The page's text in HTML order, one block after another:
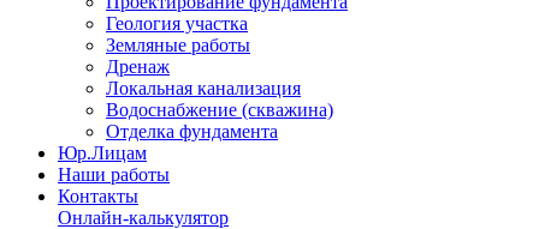
Геология участка
Земляные работы
Дренаж
Локальная канализация
Водоснабжение (скважина)
Отделка фундамента
Юр.Лицам
Наши работы
Контакты
Онлайн-калькулятор